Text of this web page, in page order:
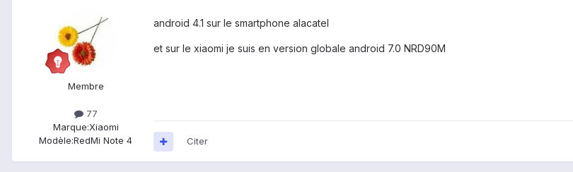
Membre
77
Marque:Xiaomi
Modèle:RedMi Note 4
android 4.1 sur le smartphone alacatel
et sur le xiaomi je suis en version globale android 7.0 NRD90M
Citer